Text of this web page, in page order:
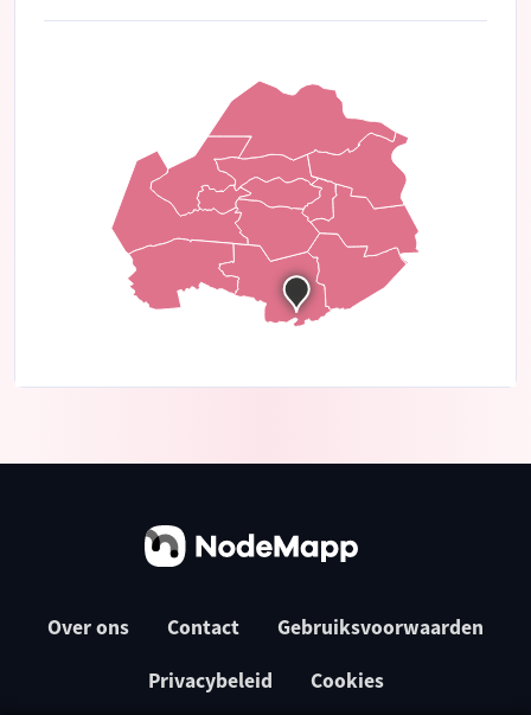
Over ons Contact Gebruiksvoorwaarden
Privacybeleid Cookies